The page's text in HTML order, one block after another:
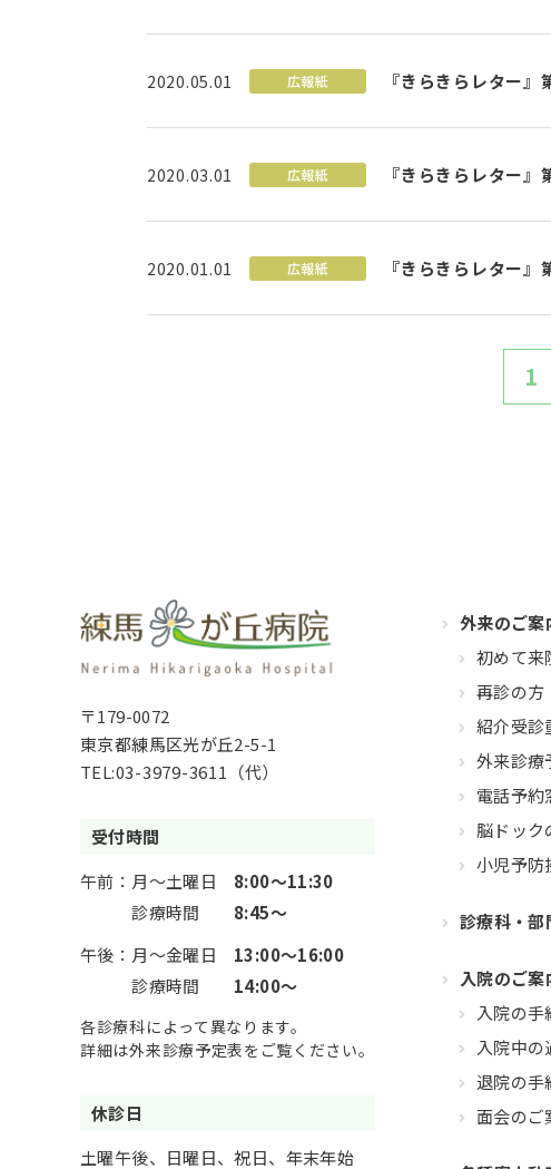
2020.05.01 広報紙 『きらきらレター』
2020.03.01 広報紙 『きらきらレター』
2020.01.01 広報紙 『きらきらレター』
1
〒179-0072
東京都練馬区光が丘2-5-1
TEL:03-3979-3611 （代）
受付時間
午前： 月～土曜日
診療時間
8:00～11:30
8:45～
午後： 月～金曜日
診療時間
13:00～16:00
14:00～
各診療科によって異なります。
詳細は外来診療予定表をご覧ください。
休診日
土曜午後、日曜日、祝日、年末年始
外来のご案
初めて来
再診の方
紹介受診
外来診療
電話予約
脳ドック
小児予防
診療科・部
入院のご案
入院の手
入院中
退院の手
面会のご